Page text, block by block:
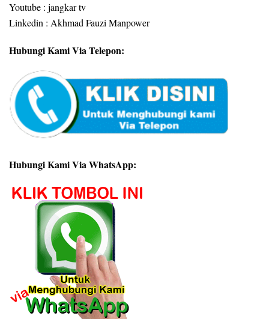
Youtube : jangkar tv
Linkedin : Akhmad Fauzi Manpower
Hubungi Kami Via Telepon:
Hubungi Kami Via WhatsApp: